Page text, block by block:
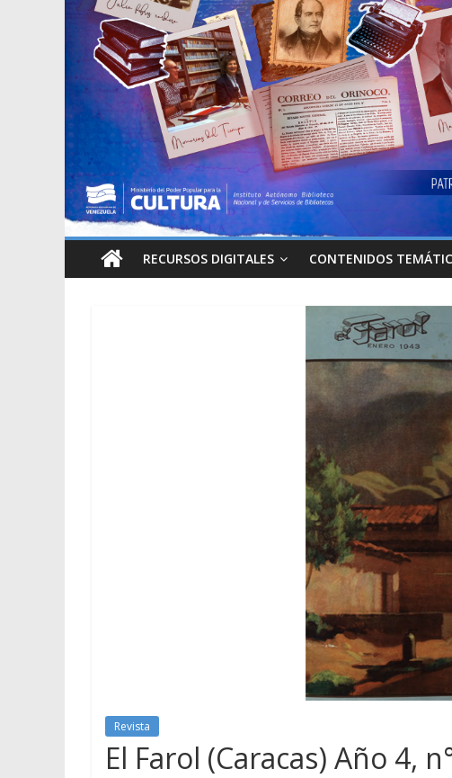
RECURSOS DIGITALES CONTENIDOS
Revista
El Farol (Caracas) Año 4,